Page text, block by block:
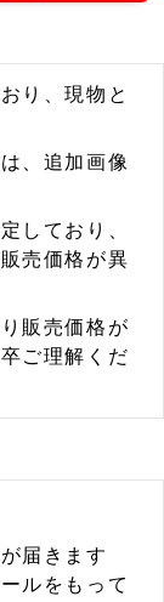
り、現物と
、追加画像
しており、
売価格が異
販売価格が
ご理解くだ
届きます
ルをもって